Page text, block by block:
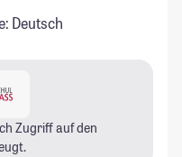
Deutsch
Zugriff auf den